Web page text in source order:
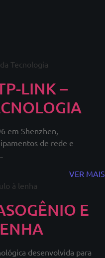
LINK –
em Shenzhen,
de rede e
VER MAIS
E
desenvolvida para